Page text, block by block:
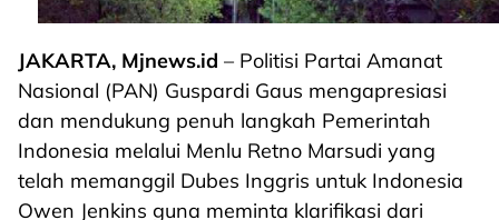
JAKARTA, Mjnews.id – Politisi Partai Amanat
Nasional (PAN) Guspardi Gaus mengapresiasi
dan mendukung penuh langkah Pemerintah
Indonesia melalui Menlu Retno Marsudi yang
telah memanggil Dubes Inggris untuk Indonesia
Owen Jenkins guna meminta klarifikasi dari